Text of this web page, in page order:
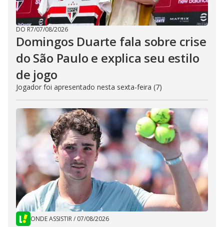
DO R7/07/08/2026
Domingos Duarte fala sobre crise
do São Paulo e explica seu estilo
de jogo
Jogador foi apresentado nesta sexta-feira (7)
ONDE ASSISTIR/ 07/08/2026